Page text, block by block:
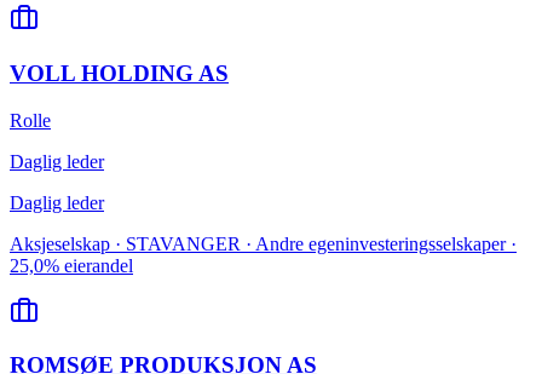
VOLL HOLDING AS
Rolle
Daglig leder
Daglig leder
Aksjeselskap · STAVANGER · Andre egeninvesteringsselskaper ·
25,0% eierandel
ROMSØE PRODUKSJON AS